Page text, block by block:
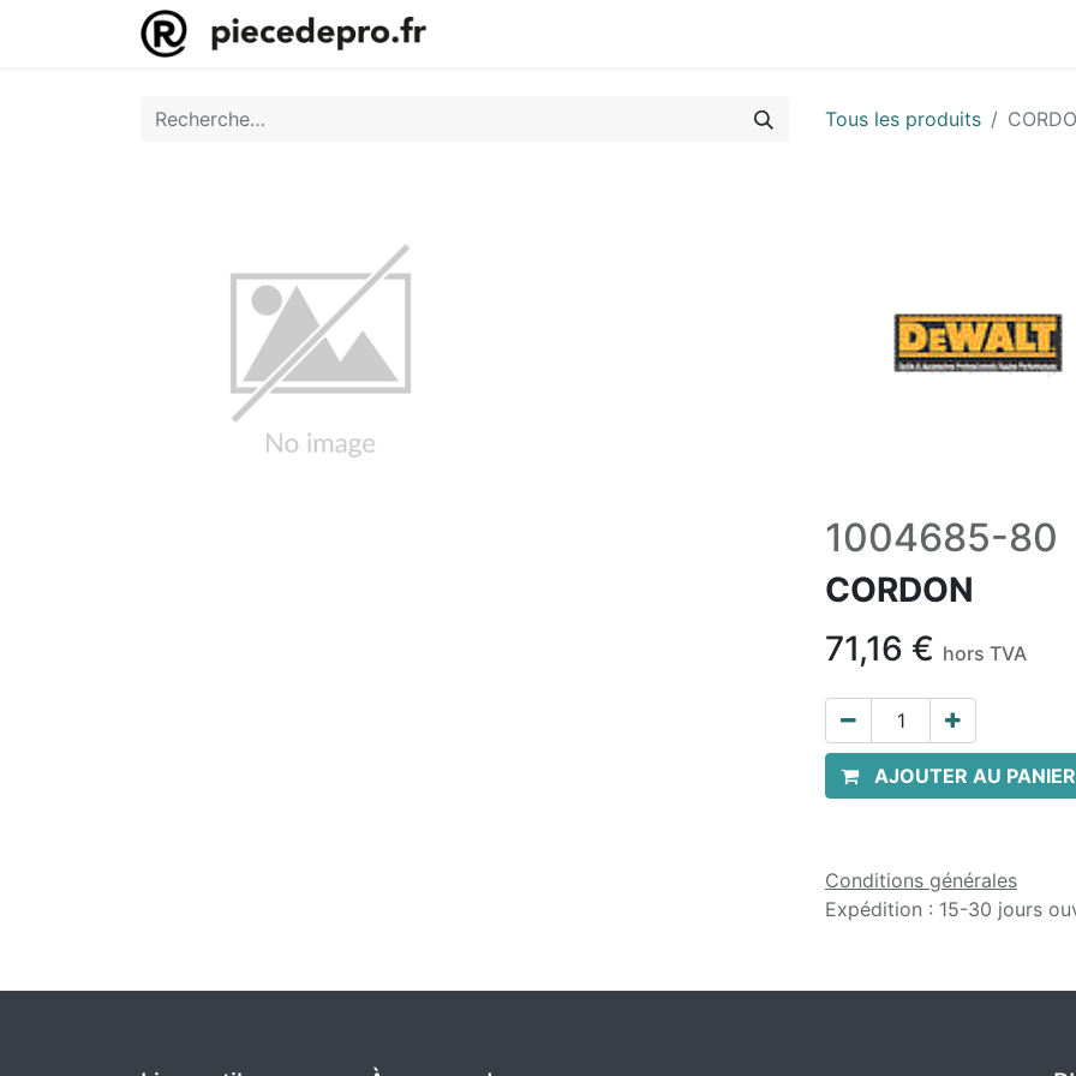
Tous les produits
1004685-80
CORDON
71,16 € hors TVA
AJOUTER AU PANIER
Conditions générales
Expédition : 15-30 jours